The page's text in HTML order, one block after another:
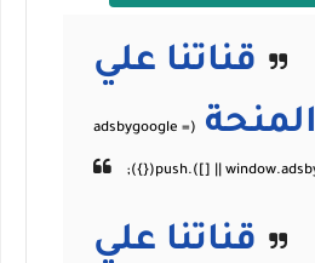
قناتنا علي
المنحة
قناتنا علي